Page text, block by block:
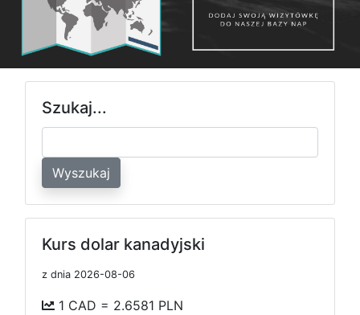
Szukaj...
Wyszukaj
Kurs dolar kanadyjski
z dnia 2026-08-06
1 CAD = 2.6581 PLN